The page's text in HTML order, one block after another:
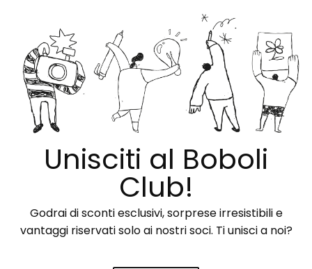
Unisciti al Boboli
Club!
Godrai di sconti esclusivi, sorprese irresistibili e
vantaggi riservati solo ai nostri soci. Ti unisci a noi?